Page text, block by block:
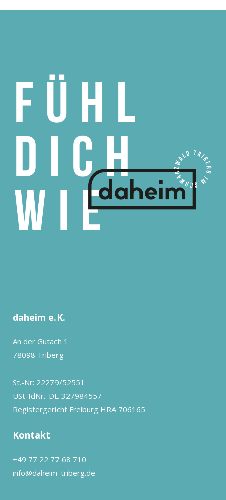
daheim e.K.
An der Gutach 1
78098 Triberg
St.-Nr: 22279/52551
USt-IdNr.: DE 327984557
Registergericht Freiburg HRA 706165
Kontakt
+49 77 22 77 68 710
info@daheim-triberg.de